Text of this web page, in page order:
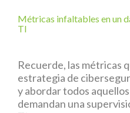
Métricas infaltables en un
TI
Recuerde, las métricas
estrategia de
y abordar todos
demandan una